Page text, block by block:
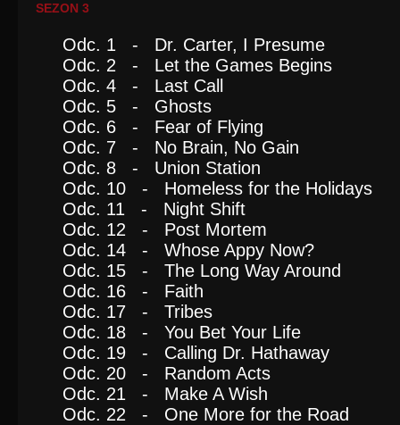
SEZON 3
Odc. 1 - Dr. Carter, I Presume
Odc. 2 - Let the Games Begins
Odc. 4 - Last Call
Odc. 5 - Ghosts
Odc. 6 - Fear of Flying
Odc. 7 - No Brain, No Gain
Odc. 8 - Union Station
Odc. 10 - Homeless for the Holidays
Odc. 11 - Night Shift
Odc. 12 - Post Mortem
Odc. 14 - Whose Appy Now?
Odc. 15 - The Long Way Around
Odc. 16 - Faith
Odc. 17 - Tribes
Odc. 18 - You Bet Your Life
Odc. 19 - Calling Dr. Hathaway
Odc. 20 - Random Acts
Odc. 21 - Make A Wish
Odc. 22 - One More for the Road